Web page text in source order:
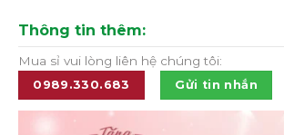
Thông tin thêm:
Mua sỉ vui lòng liên hệ chúng tôi:
0989.330.683 Gửi tin nhắn